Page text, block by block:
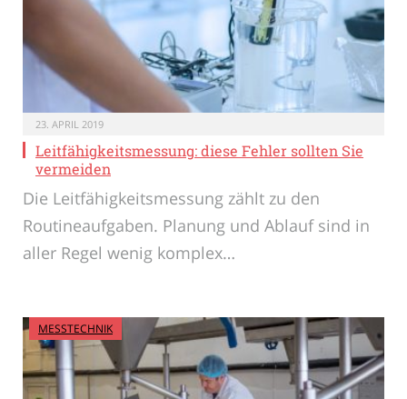
23. APRIL 2019
Leitfähigkeitsmessung: diese Fehler sollten Sie
vermeiden
Die Leitfähigkeitsmessung zählt zu den
Routineaufgaben. Planung und Ablauf sind in
aller Regel wenig komplex…
MESSTECHNIK